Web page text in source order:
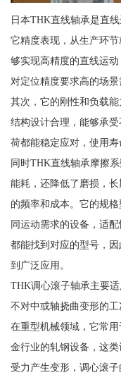
日本THK直线轴承是直
它精度表现，从生产环
够实现高精度的直线运
对定位精度要求高的场景
其次，它的刚性和负载
结构设计合理，能够承
荷都能稳定应对，使用寿
同时THK直线轴承摩擦
能耗，还降低了磨损，
的频率和成本。它的规
同运动需求的设备，适
都能找到对应的型号，
到广泛应用。
THK调心滚子轴承主要
不对中或轴挠曲变形的工
在重型机械领域，它常
金行业的轧钢设备，这
受力产生变形，调心滚